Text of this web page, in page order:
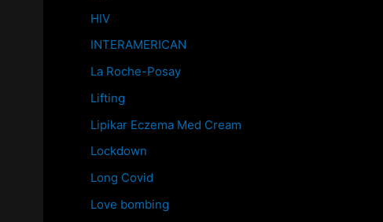
HIV
INTERAMERICAN
La Roche-Posay
Lifting
Lipikar Eczema Med Cream
Lockdown
Long Covid
Love bombing